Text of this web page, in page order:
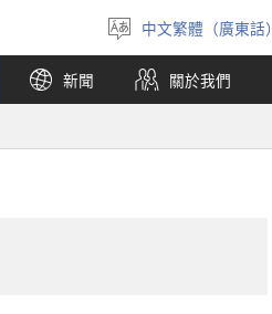
選
擇
語
言
中文繁體（廣東話）
新聞 關於我們